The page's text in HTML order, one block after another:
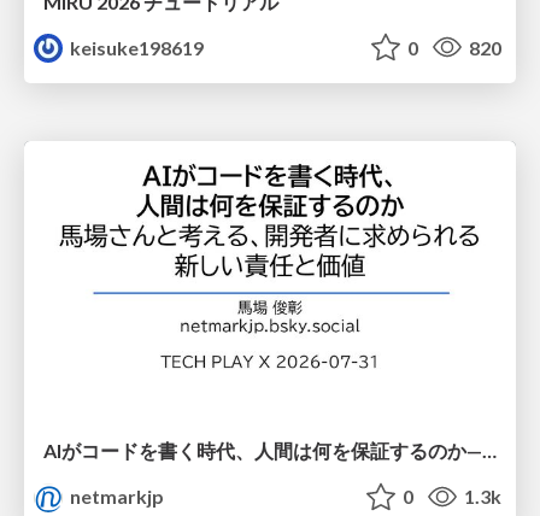
keisuke198619
0 820
AIがコードを書く時代、人間は何を保証するのか———馬場さんと考える、開発者に求められる新しい責任と価値 - TECH PLAY
netmarkjp
0 1.3k